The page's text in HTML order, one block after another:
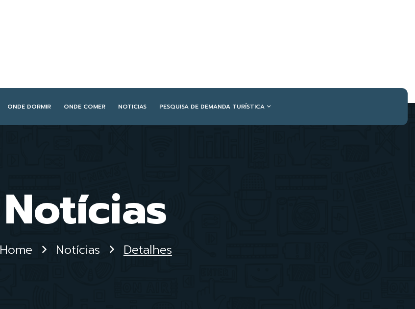
ONDE DORMIR ONDE COMER NOTICIAS PESQUISA DE DEMANDA TURÍSTICA
Notícias
Home Notícias Detalhes